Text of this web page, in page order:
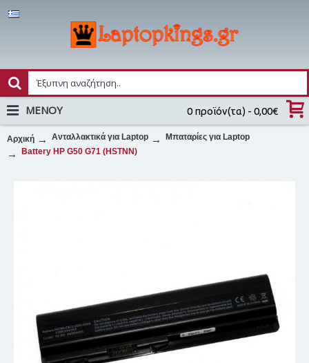
0 προϊόν(τα) - 0,00€
MENOY
Αρχική Ανταλλακτικά για Laptop
Μπαταρίες για Laptop
Battery HP G50 G71 (HSTNN)